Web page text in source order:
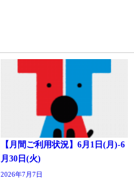
【月間ご利用状況】6月1日(月)-6
月30日(火)
2026年7月7日